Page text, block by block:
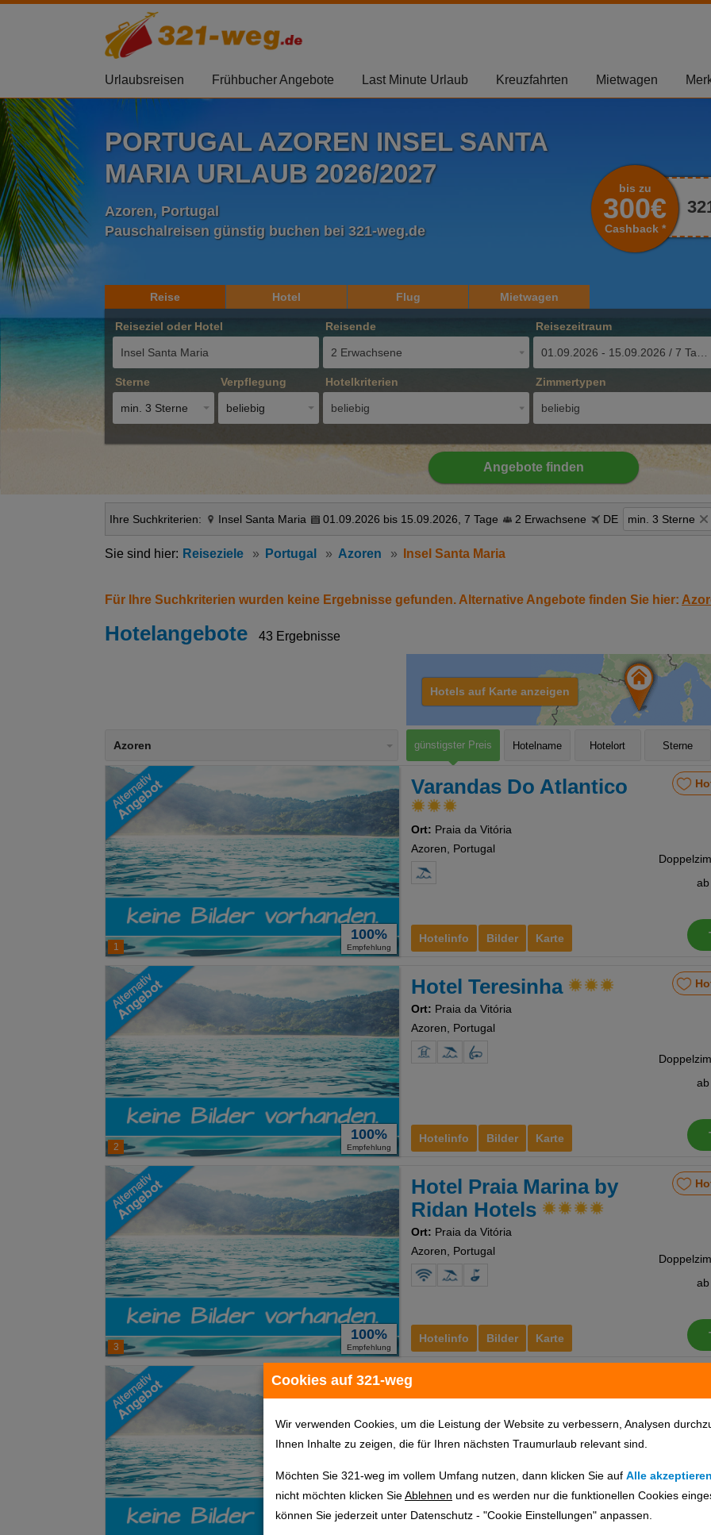
Cookies auf 321-weg
Wir verwenden Cookies, um die Leistung der Website zu verbessern, Analysen
Ihnen Inhalte zu zeigen, die für Ihren nächsten Traumurlaub relevant sind.
Möchten Sie 321-weg im vollem Umfang nutzen, dann klicken Sie auf Alle akzeptieren
nicht möchten klicken SieAblehnen und es werden nur die funktionellen Cookies
können Sie jederzeit unter Datenschutz - "Cookie Einstellungen" anpassen.
Urlaubsreisen Frühbucher Angebote Last Minute Urlaub Kreuzfahrten Mietwagen
PORTUGAL AZOREN INSEL SANTA
MARIA URLAUB 2026/2027
Azoren, Portugal
Pauschalreisen günstig buchen bei 321-weg.de
bis zu
300€
Cashback *
Reise Hotel Flug Mietwagen
Reiseziel oder Hotel Reisende
2 Erwachsene
Reisezeitraum
01.09.2026 - 15.09.2026 / 7 Tage
Sterne
min. 3 Sterne
Verpflegung
beliebig
Hotelkriterien
beliebig
Zimmertypen
beliebig
Angebote finden
Ihre Suchkriterien: Insel Santa Maria 01.09.2026 bis 15.09.2026, 7 Tage 2 Erwachsene DE min. 3 Sterne
Reiseziele Portugal Azoren Insel Santa Maria
Für Ihre Suchkriterien wurden keine Ergebnisse gefunden. Alternative Angebote finden Sie hier:
Hotelangebote 43 Ergebnisse
Hotels auf Karte anzeigen
Azoren günstigster Preis Hotelname Hotelort Sterne
1
100%
Empfehlung
Hotelinfo Bilder Karte
Varandas Do Atlantico
Ort: Praia da Vitória
Azoren, Portugal
ab
2
100%
Empfehlung
Hotelinfo Bilder Karte
Hotel Teresinha
Ort: Praia da Vitória
Azoren, Portugal
ab
3
100%
Empfehlung
Hotelinfo Bilder Karte
Hotel Praia Marina by
Ridan Hotels
Ort: Praia da Vitória
Azoren, Portugal
ab
Azoris Angra Garden
Ort:Angra do Heroísmo
Azoren, Portugal
ab